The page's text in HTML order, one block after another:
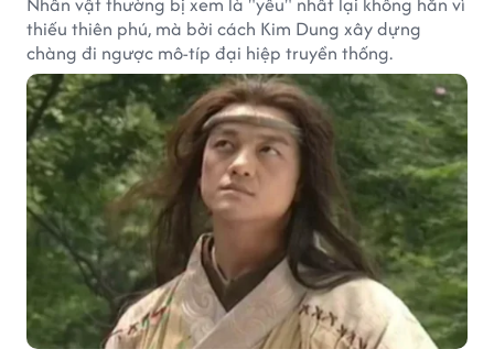
thiếu thiên phú, mà bởi cách Kim Dung xây dựng
chàng đi ngược mô-típ đại hiệp truyền thống.